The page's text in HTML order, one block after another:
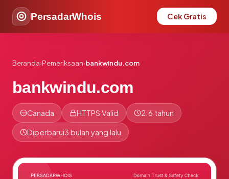
PersadarWhois Cek Gratis
Beranda›Pemeriksaan›bankwindu.com
bankwindu.com
Canada HTTPS Valid 2.6 tahun
Diperbarui3 bulan yang lalu